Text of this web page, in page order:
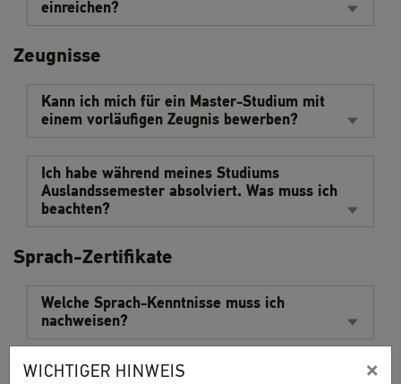
WICHTIGER HINWEIS ×
einreichen?
Zeugnisse
Kann ich mich für ein Master-Studium mit
einem vorläufigen Zeugnis bewerben?
Ich habe während meines Studiums
Auslandssemester absolviert. Was muss ich
beachten?
Sprach-Zertifikate
Welche Sprach-Kenntnisse muss ich
nachweisen?
Ich habe an einer TestDaF-Prüfung